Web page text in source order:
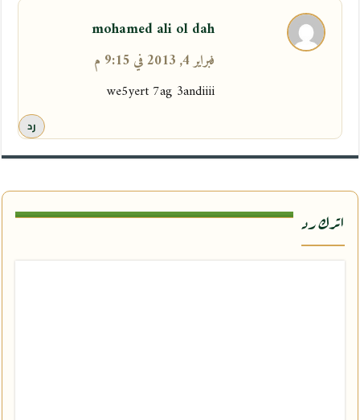
mohamed ali ol dah
فبراير 4, 2013 في 9:15 م
we5yert 7ag 3andiiii
رد
اترك رد